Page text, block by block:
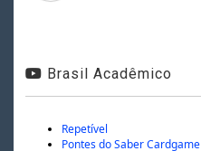
Brasil Acadêmico
Repetível
Pontes do Saber Cardgame